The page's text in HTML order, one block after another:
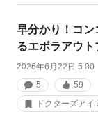
早分かり！コ
るエボラアウト
2026年6月22日 5:00
5
59
ドクターズアイ